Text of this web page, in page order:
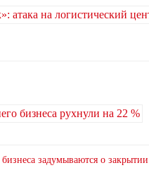
задумываются о закрытии